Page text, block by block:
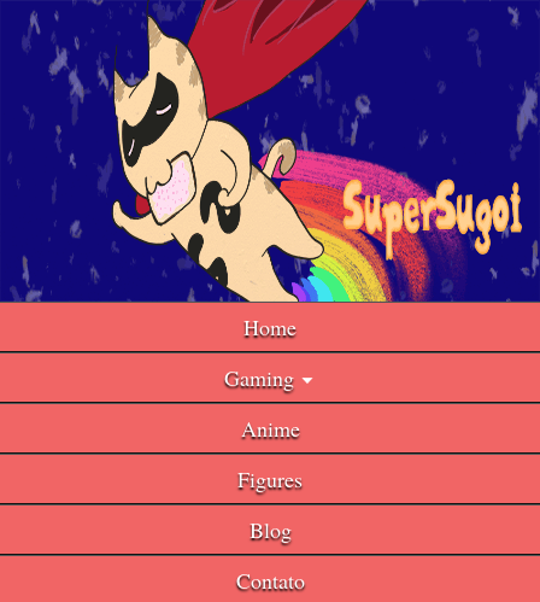
Home
Gaming
Anime
Figures
Blog
Contato